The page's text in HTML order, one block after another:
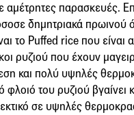
αμέτρητες παρασκευές.
δημητριακά πρωινού
το Puffed rice που είναι
ρυζιού που έχουν
και πολύ υψηλές
φλοιό του ρυζιού βγαίνει
σε υψηλές